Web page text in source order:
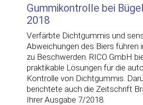
Gummikontrolle bei
2018
Verfärbte Dichtgummis und
Abweichungen des Biers führen
zu Beschwerden. RICO GmbH
praktikable Lösungen für die
Kontrolle von Dichtgummis.
berichtete auch die Zeitschrift
Ihrer Ausgabe 7/2018.